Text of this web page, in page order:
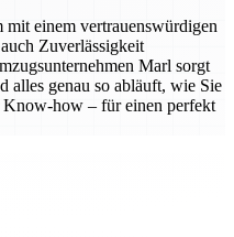
mit einem vertrauenswürdigen
Zuverlässigkeit
Marl sorgt
alles genau so abläuft, wie Sie
Know-how – für einen perfekt